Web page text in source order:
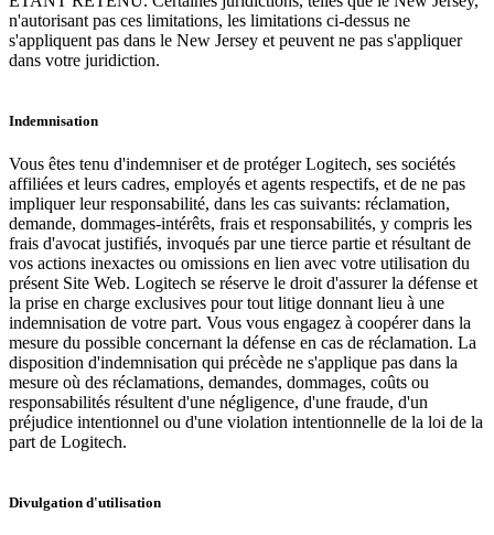
n'autorisant pas ces limitations, les limitations ci-dessus ne
s'appliquent pas dans le New Jersey et peuvent ne pas s'appliquer
dans votre juridiction.
Indemnisation
Vous êtes tenu d'indemniser et de protéger Logitech, ses sociétés
affiliées et leurs cadres, employés et agents respectifs, et de ne pas
impliquer leur responsabilité, dans les cas suivants: réclamation,
demande, dommages-intérêts, frais et responsabilités, y compris les
frais d'avocat justifiés, invoqués par une tierce partie et résultant de
vos actions inexactes ou omissions en lien avec votre utilisation du
présent Site Web. Logitech se réserve le droit d'assurer la défense et
la prise en charge exclusives pour tout litige donnant lieu à une
indemnisation de votre part. Vous vous engagez à coopérer dans la
mesure du possible concernant la défense en cas de réclamation. La
disposition d'indemnisation qui précède ne s'applique pas dans la
mesure où des réclamations, demandes, dommages, coûts ou
responsabilités résultent d'une négligence, d'une fraude, d'un
préjudice intentionnel ou d'une violation intentionnelle de la loi de la
part de Logitech.
Divulgation d'utilisation